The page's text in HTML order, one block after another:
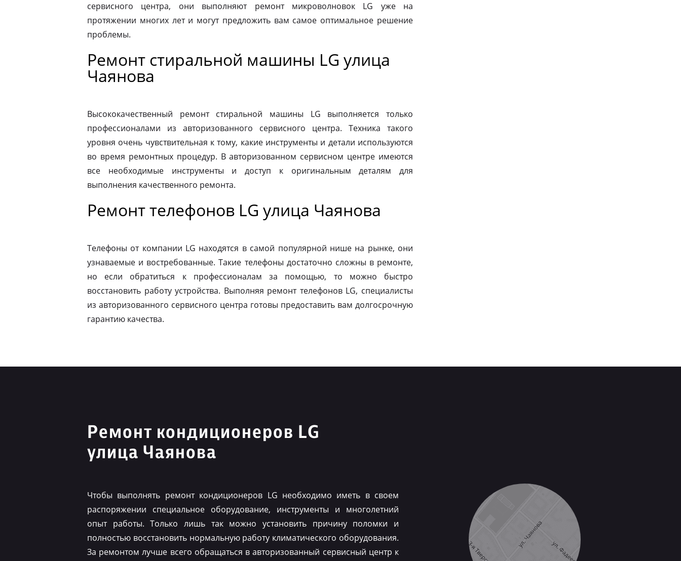
сервисного центра, они выполняют ремонт микроволновок LG уже на
протяжении многих лет и могут предложить вам самое оптимальное решение
проблемы.
Ремонт стиральной машины LG улица
Чаянова
Высококачественный ремонт стиральной машины LG выполняется только
профессионалами из авторизованного сервисного центра. Техника такого
уровня очень чувствительная к тому, какие инструменты и детали используются
во время ремонтных процедур. В авторизованном сервисном центре имеются
все необходимые инструменты и доступ к оригинальным деталям для
выполнения качественного ремонта.
Ремонт телефонов LG улица Чаянова
Телефоны от компании LG находятся в самой популярной нише на рынке, они
узнаваемые и востребованные. Такие телефоны достаточно сложны в ремонте,
но если обратиться к профессионалам за помощью, то можно быстро
восстановить работу устройства. Выполняя ремонт телефонов LG, специалисты
из авторизованного сервисного центра готовы предоставить вам долгосрочную
гарантию качества.
Ремонт кондиционеров LG
улица Чаянова
Чтобы выполнять ремонт кондиционеров LG необходимо иметь в своем
распоряжении специальное оборудование, инструменты и многолетний
опыт работы. Только лишь так можно установить причину поломки и
полностью восстановить нормальную работу климатического оборудования.
За ремонтом лучше всего обращаться в авторизованный сервисный центр к